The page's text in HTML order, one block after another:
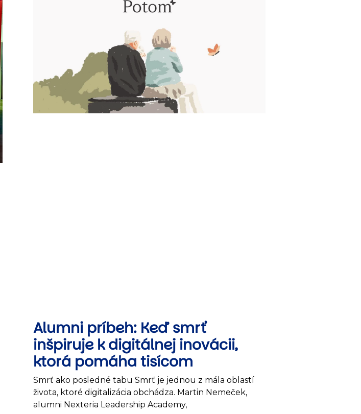
Alumni príbeh: Keď smrť
inšpiruje k digitálnej inovácii,
ktorá pomáha tisícom
Smrť ako posledné tabu Smrť je jednou z mála oblastí
života, ktoré digitalizácia obchádza. Martin Nemeček,
alumni Nexteria Leadership Academy,